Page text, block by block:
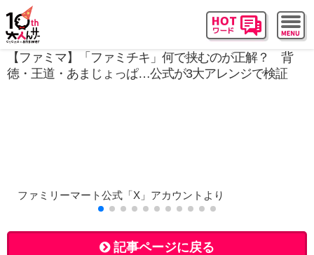
【ファミマ】「ファミチキ」何で挟むのが正解？ 背
徳・王道・あまじょっぱ…公式が3大アレンジで検証
ファミリーマート公式「X」アカウントより
記事ページに戻る